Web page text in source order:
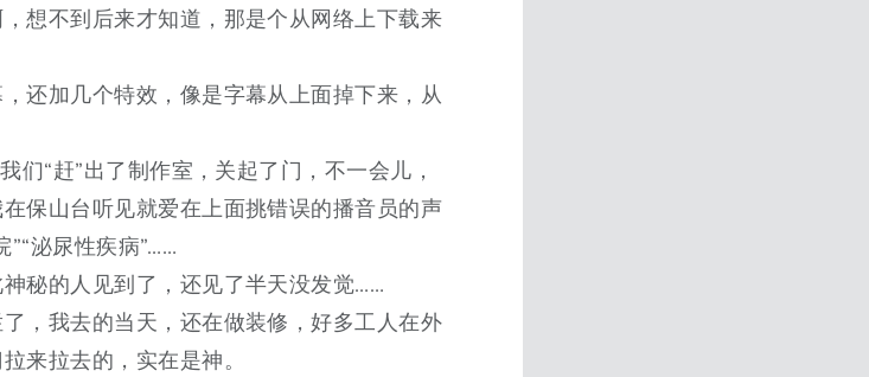
想不到后来才知道，那是个从网络上下载来
还加几个特效，像是字幕从上面掉下来，从
们“赶”出了制作室，关起了门，不一会儿，
保山台听见就爱在上面挑错误的播音员的声
泌尿性疾病”……
秘的人见到了，还见了半天没发觉……
，我去的当天，还在做装修，好多工人在外
来拉去的，实在是神。